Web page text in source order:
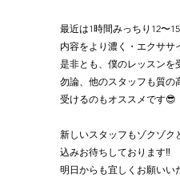
最近は1時間みっちり12〜
内容をより濃く・エクササ
是非とも、僕のレッスンを
勿論、他のスタッフも質の
受けるのもオススメです😎
新しいスタッフもゾクゾク
込みお待ちしております‼️
明日からも宜しくお願いい